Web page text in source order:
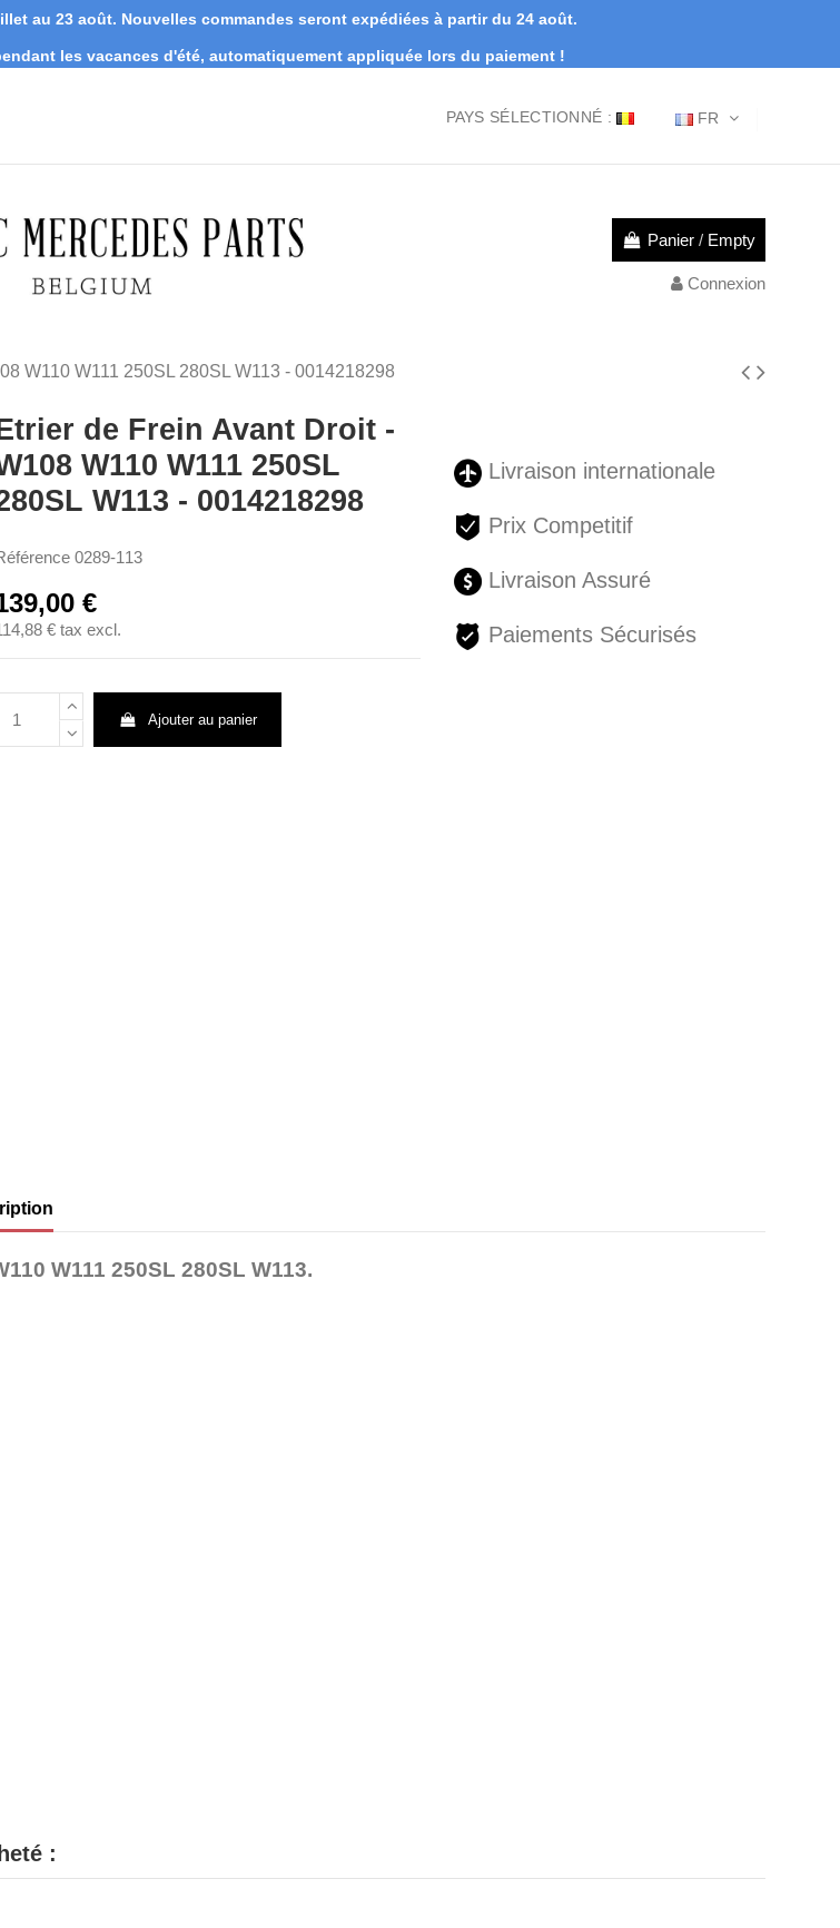
au 23 août. Nouvelles commandes seront expédiées à partir du 24 août.
les vacances d'été, automatiquement appliquée lors du paiement !
FR
PAYS SÉLECTIONNÉ :
Panier / Empty
Connexion
W110 W111 250SL 280SL W113 - 0014218298
de Frein Avant Droit -
W110 W111 250SL
W113 - 0014218298
0289-113
€
€ tax excl.
Ajouter au panier
Livraison internationale
Prix Competitif
Livraison Assuré
Paiements Sécurisés
W111 250SL 280SL W113.
: